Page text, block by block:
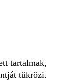
tartalmak,
tükrözi.